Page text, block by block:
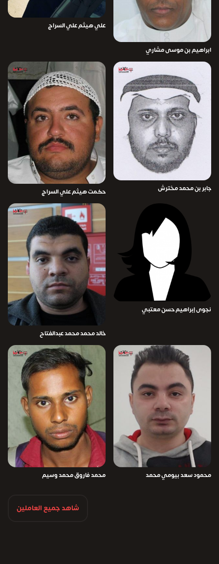
ابراهيم بن موسى مشاري
علي هيثم علي السراج
جابر بن محمد مخترش حكمت هيثم علي السراج
نجوى إبراهيم حسن معتبي
خالد محمد محمد عبدالفتاح
محمود سعد بيومي محمد محمد فاروق محمد وسيم
شاهد جميع العاملين